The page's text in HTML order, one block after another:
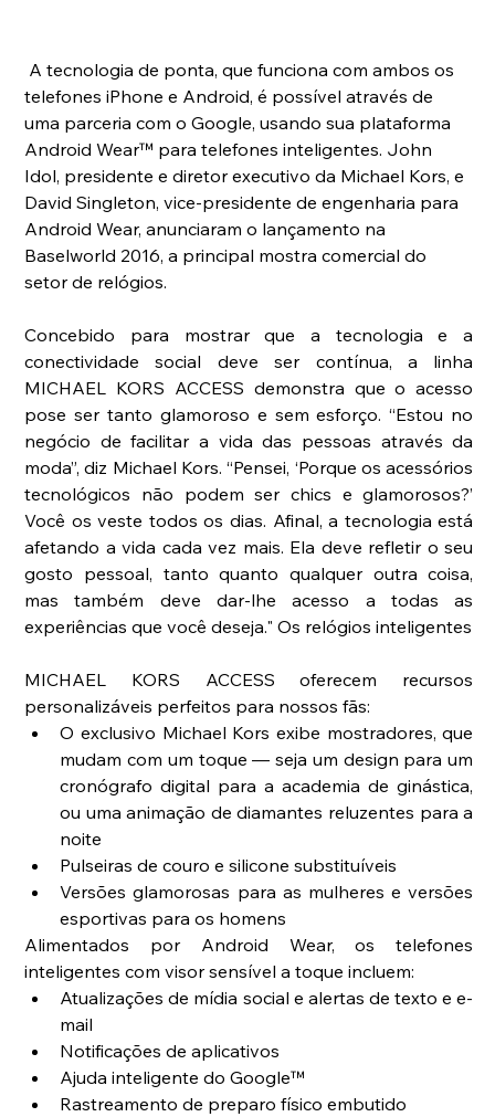
telefones iPhone e Android, é possível através de
uma parceria com o Google, usando sua plataforma
Android Wear™ para telefones inteligentes. John
Idol, presidente e diretor executivo da Michael Kors, e
David Singleton, vice-presidente de engenharia para
Android Wear, anunciaram o lançamento na
Baselworld 2016, a principal mostra comercial do
setor de relógios.
Concebido para mostrar que a tecnologia e a
conectividade social deve ser contínua, a linha
MICHAEL KORS ACCESS demonstra que o acesso
pose ser tanto glamoroso e sem esforço. “Estou no
negócio de facilitar a vida das pessoas através da
moda”, diz Michael Kors. “Pensei, ‘Porque os acessórios
tecnológicos não podem ser chics e glamorosos?’
Você os veste todos os dias. Afinal, a tecnologia está
afetando a vida cada vez mais. Ela deve refletir o seu
gosto pessoal, tanto quanto qualquer outra coisa,
mas também deve dar-lhe acesso a todas as
experiências que você deseja." Os relógios inteligentes
MICHAEL KORS ACCESS oferecem recursos
personalizáveis perfeitos para nossos fãs:
O exclusivo Michael Kors exibe mostradores, que
mudam com um toque — seja um design para um
cronógrafo digital para a academia de ginástica,
ou uma animação de diamantes reluzentes para a
noite
Pulseiras de couro e silicone substituíveis
Versões glamorosas para as mulheres e versões
esportivas para os homens
Alimentados por Android Wear, os telefones
inteligentes com visor sensível a toque incluem:
Atualizações de mídia social e alertas de texto e e-
mail
Notificações de aplicativos
Ajuda inteligente do Google™
Rastreamento de preparo físico embutido